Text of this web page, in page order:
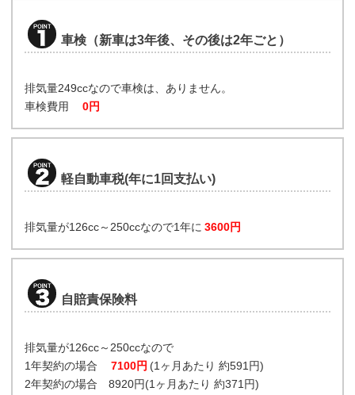
車検（新車は3年後、その後は2年ごと）
排気量249ccなので車検は、ありません。
車検費用
0円
軽自動車税(年に1回支払い)
排気量が126cc～250ccなので1年に 3600円
自賠責保険料
排気量が126cc～250ccなので
1年契約の場合
7100円 (1ヶ月あたり 約591円)
2年契約の場合 8920円(1ヶ月あたり 約371円)